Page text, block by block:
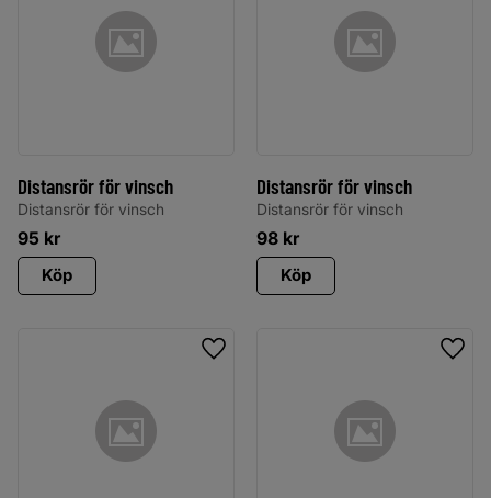
Distansrör för vinsch
Distansrör för vinsch
95 kr
Köp
Distansrör för vinsch
Distansrör för vinsch
98 kr
Köp
Lägg till i favoriter